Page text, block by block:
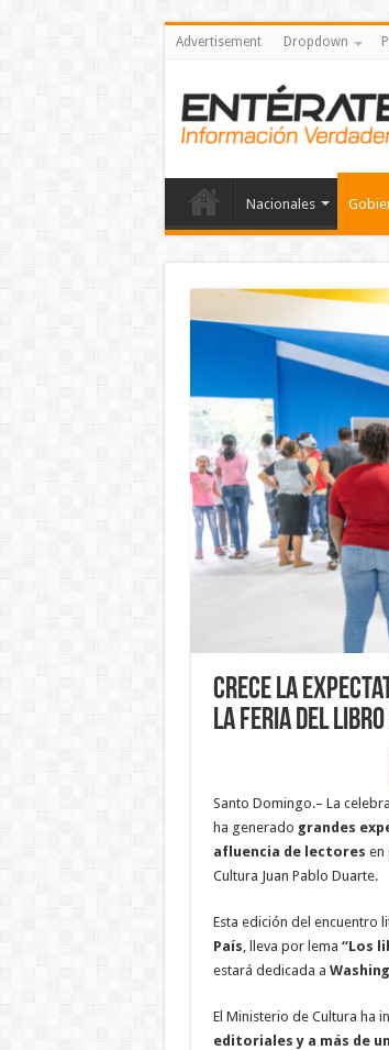
Advertisement Dropdown
Nacionales
Crece la
la Feria del Libro
Santo Domingo.– La
ha generado grandes
afluencia de lectores en
Cultura Juan Pablo Duarte.
Esta edición del encuentro
País, lleva por lema “Los
estará dedicada a
El Ministerio de Cultura ha
editoriales y a más de